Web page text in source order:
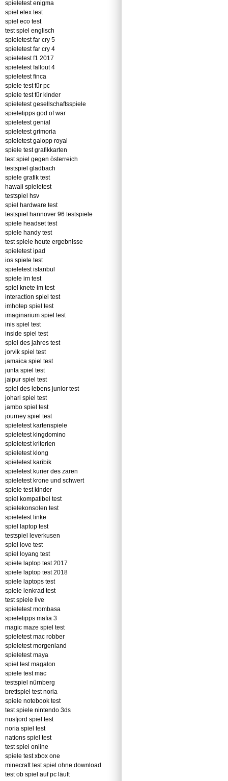
spieletest enigma
spiel elex test
spiel eco test
test spiel englisch
spieletest far cry 5
spieletest far cry 4
spieletest f1 2017
spieletest fallout 4
spieletest finca
spiele test für pc
spiele test für kinder
spieletest gesellschaftsspiele
spieletipps god of war
spieletest genial
spieletest grimoria
spieletest galopp royal
spiele test grafikkarten
test spiel gegen österreich
testspiel gladbach
spiele grafik test
hawaii spieletest
testspiel hsv
spiel hardware test
testspiel hannover 96 testspiele
spiele headset test
spiele handy test
test spiele heute ergebnisse
spieletest ipad
ios spiele test
spieletest istanbul
spiele im test
spiel knete im test
interaction spiel test
imhotep spiel test
imaginarium spiel test
inis spiel test
inside spiel test
spiel des jahres test
jorvik spiel test
jamaica spiel test
junta spiel test
jaipur spiel test
spiel des lebens junior test
johari spiel test
jambo spiel test
journey spiel test
spieletest kartenspiele
spieletest kingdomino
spieletest kriterien
spieletest klong
spieletest karibik
spieletest kurier des zaren
spieletest krone und schwert
spiele test kinder
spiel kompatibel test
spielekonsolen test
spieletest linke
spiel laptop test
testspiel leverkusen
spiel love test
spiel loyang test
spiele laptop test 2017
spiele laptop test 2018
spiele laptops test
spiele lenkrad test
test spiele live
spieletest mombasa
spieletipps mafia 3
magic maze spiel test
spieletest mac robber
spieletest morgenland
spieletest maya
spiel test magalon
spiele test mac
testspiel nürnberg
brettspiel test noria
spiele notebook test
test spiele nintendo 3ds
nusfjord spiel test
noria spiel test
nations spiel test
test spiel online
spiele test xbox one
minecraft test spiel ohne download
test ob spiel auf pc läuft